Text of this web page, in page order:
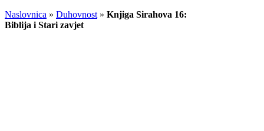
Naslovnica » Duhovnost » Knjiga Sirahova 16:
Biblija i Stari zavjet